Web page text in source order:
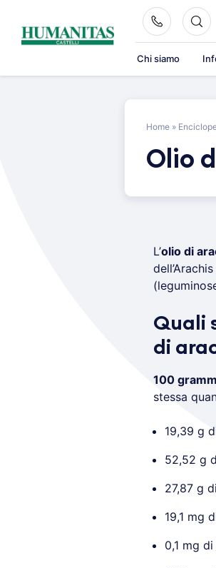
content
Chi siamo
Home »
Olio
L’olio di
Quali
di
100
stessa
19,39 g
52,52 g
27,87 g
19,1 mg
0,1 mg di